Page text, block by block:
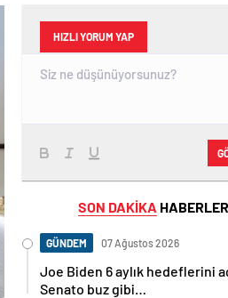
HIZLI YORUM YAP
SON DAKİKA
GÜNDEM 07 Ağustos 2026
Joe Biden 6 aylık hedeflerini
Senato buz gibi…